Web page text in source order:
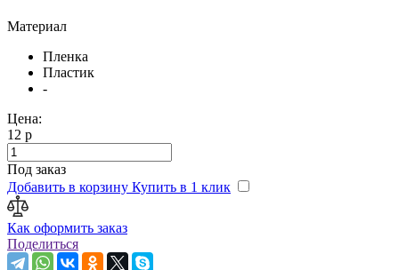
Материал
Пленка
Пластик
-
Цена:
12 р
Под заказ
Добавить в корзину Купить в 1 клик
Как оформить заказ
Поделиться